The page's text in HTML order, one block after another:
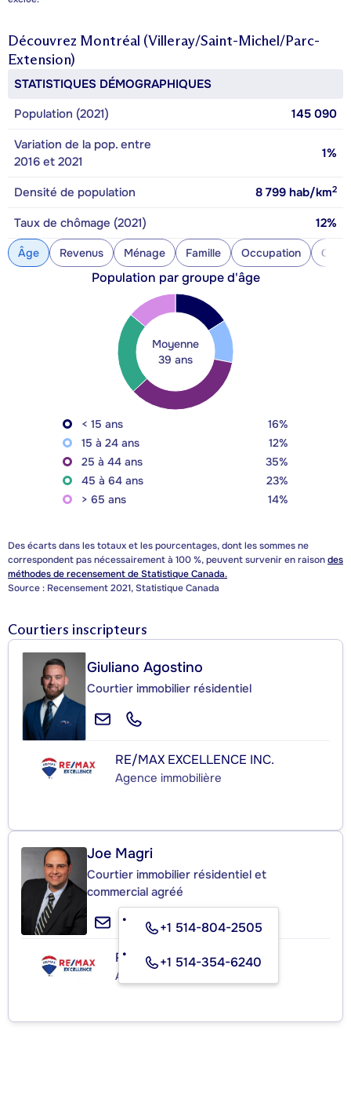
Découvrez Montréal (Villeray/Saint-Michel/Parc-
Extension)
STATISTIQUES DÉMOGRAPHIQUES
Population (2021)
145 090
Variation de la pop. entre
2016 et 2021
1%
Densité de population 8 799 hab/km2
Taux de chômage (2021) 12%
Âge Revenus Ménage Famille Occupation
Population par groupe d'âge
Moyenne
39 ans
< 15 ans
16%
15 à 24 ans
12%
25 à 44 ans
35%
45 à 64 ans
23%
> 65 ans
14%
Des écarts dans les totaux et les pourcentages, dont les sommes ne
correspondent pas nécessairement à 100 %, peuvent survenir en raisondes
méthodes de recensement de Statistique Canada.
Source : Recensement 2021, Statistique Canada
Courtiers inscripteurs
Giuliano Agostino
Courtier immobilier résidentiel
RE/MAX EXCELLENCE INC.
Agence immobilière
Joe Magri
Courtier immobilier résidentiel et
commercial agréé
+1 514-804-2505
+1 514-354-6240
RE/MAX EXCELLENCE INC.
Agence immobilière